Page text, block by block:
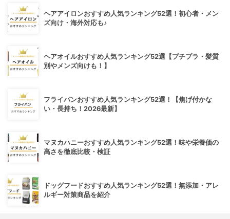
ヘアアイロンおすすめ人気ランキング52選！初心者・メン
ズ向け・海外対応も♪
ヘアオイルおすすめ人気ランキング52選【プチプラ・髪質
別やメンズ向けも！】
フライパンおすすめ人気ランキング52選！【焦げ付かな
い・長持ち！2026最新】
マヌカハニーおすすめ人気ランキング52選！味や栄養価の
高さを徹底比較・検証
ドッグフードおすすめ人気ランキング52選！無添加・アレ
ルギー対策商品を紹介